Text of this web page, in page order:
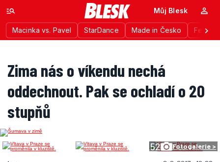
Macinka vs. Pavel StarDance Made in Česko
Můj Blesk
Zima nás o víkendu nechá
oddechnout. Pak se ochladí o 20
stupňů
52 Fotogalerie >